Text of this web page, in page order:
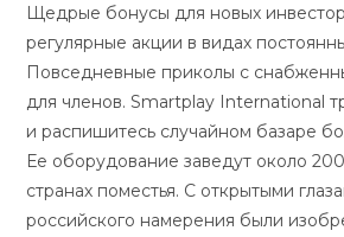
Щедрые бонусы для новых
регулярные акции в видах
Повседневные приколы с
для членов. Smartplay International
и распишитесь случайном базаре
Ее оборудование заведут около
странах поместья. С открытыми
российского намерения были